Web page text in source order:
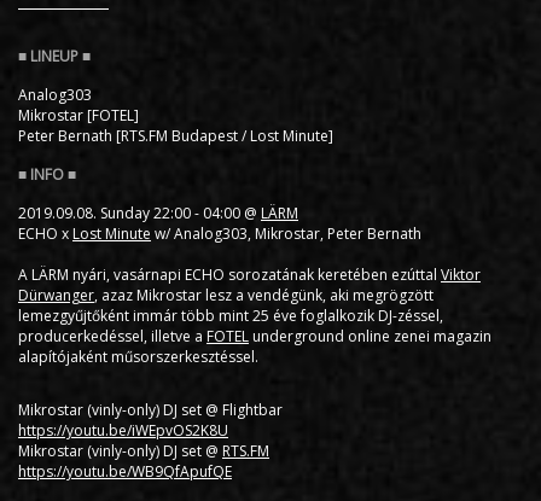
Analog303
Mikrostar [FOTEL]
Peter Bernath [RTS.FM Budapest / Lost Minute]
2019.09.08. Sunday 22:00 - 04:00 @ LÄRM
ECHO xLost Minute w/ Analog303, Mikrostar, Peter Bernath
A LÄRM nyári, vasárnapi ECHO sorozatának keretében ezúttal Viktor
Dürwanger, azaz Mikrostar lesz a vendégünk, aki megrögzött
lemezgyűjtőként immár több mint 25 éve foglalkozik DJ-zéssel,
producerkedéssel, illetve a FOTELunderground online zenei magazin
alapítójaként műsorszerkesztéssel.
Mikrostar (vinly-only) DJ set @ Flightbar
https://youtu.be/iWEpvOS2K8U
Mikrostar (vinly-only) DJ set @ RTS.FM
https://youtu.be/WB9QfApufQE